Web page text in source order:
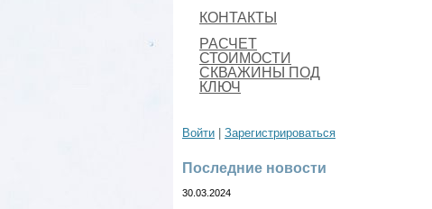
КОНТАКТЫ
РАСЧЕТ
СТОИМОСТИ
СКВАЖИНЫ ПОД
КЛЮЧ
Войти Зарегистрироваться
Последние новости
30.03.2024